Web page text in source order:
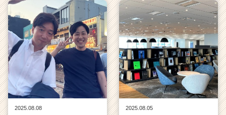
2025.08.08
2025.08.05